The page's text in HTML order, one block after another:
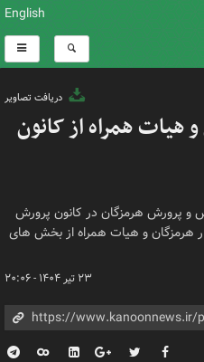
English
دریافت تصاویر
و هیات همراه از کانون
و پرورش هرمزگان در کانون پرورش
هرمزگان و هیات همراه از بخش های
۲۳ تیر ۱۴۰۴ - ۲۰:۰۶